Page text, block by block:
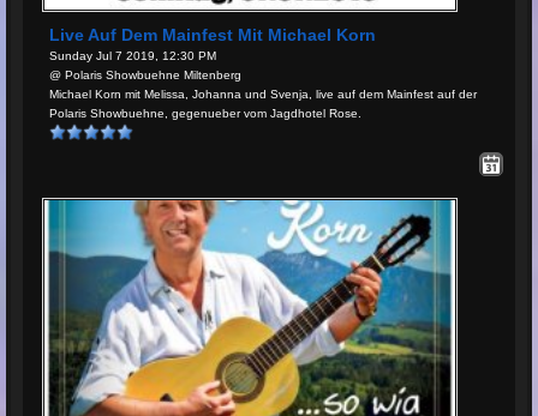
Live Auf Dem Mainfest Mit Michael Korn
Sunday Jul 7 2019, 12:30 PM
@ Polaris Showbuehne Miltenberg
Michael Korn mit Melissa, Johanna und Svenja, live auf dem Mainfest auf der
Polaris Showbuehne, gegenueber vom Jagdhotel Rose.